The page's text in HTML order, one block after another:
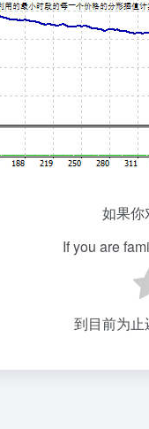
如果你
If you are
到目前为止